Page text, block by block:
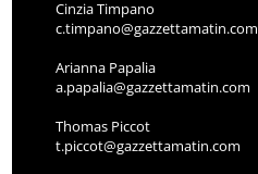
Cinzia Timpano
c.timpano@gazzettamatin.com
Arianna Papalia
a.papalia@gazzettamatin.com
Thomas Piccot
t.piccot@gazzettamatin.com